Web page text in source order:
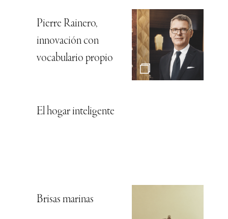
Pierre Rainero,
innovación con
vocabulario propio
El hogar inteligente
Brisas marinas